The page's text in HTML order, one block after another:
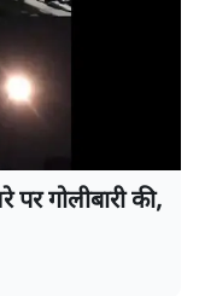
गोलीबारी की,